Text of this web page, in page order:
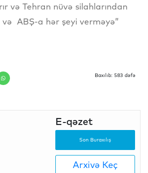
və Tehran nüvə silahlarından
ABŞ-a hər şeyi verməyə”
Baxılıb: 583 dəfə
E-qəzet
Son Buraxılış
Arxivə Keç